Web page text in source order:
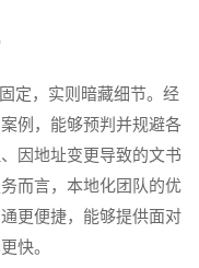
定，实则暗藏细节。经
例，能够预判并规避各
因地址变更导致的文书
而言，本地化团队的优
更便捷，能够提供面对
快。